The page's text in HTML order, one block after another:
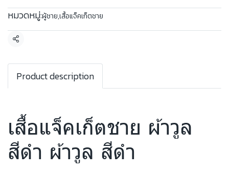
หมวดหมู่:ผู้ชาย,เสื้อแจ็คเก็ตชาย
แชร์
Product description
เสื้อแจ็คเก็ตชาย ผ้าวูล
สีดำ ผ้าวูล สีดำ